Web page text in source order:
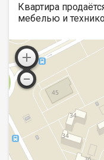
Квартира
мебелью и